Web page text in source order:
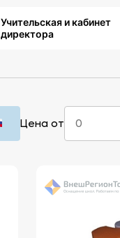
Учительская и кабинет
директора
Цена от